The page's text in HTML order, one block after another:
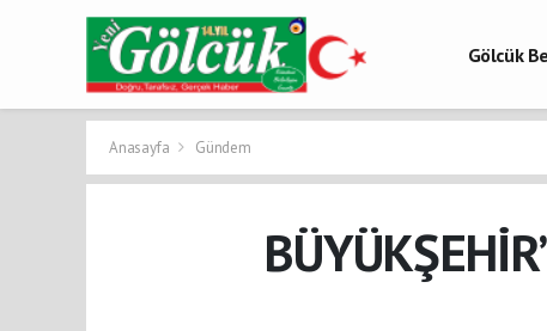
Gölcük
Anasayfa Gündem